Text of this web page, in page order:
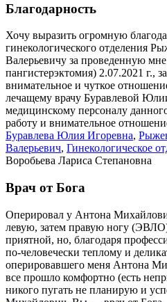
Благодарность
Хочу выразить огромную
гинекологического отделения
Валерьевичу за проведенную
пангистерэктомия) 2.07.2021 г.,
внимательное и чуткое
лечащему врачу Буравлевой
медицинскому персоналу
работу и внимательное
Буравлева Юлия Игоревна,
Валерьевич, Гинекологическое
Воробьева Лариса Степановна
Врач от Бога
Оперировал у Антона
левую, затем правую ногу
приятной, но, благодаря
по-человечески теплому и
оперировавшего меня Антона
все прошло комфортно (есть
никого пугать не планирую и